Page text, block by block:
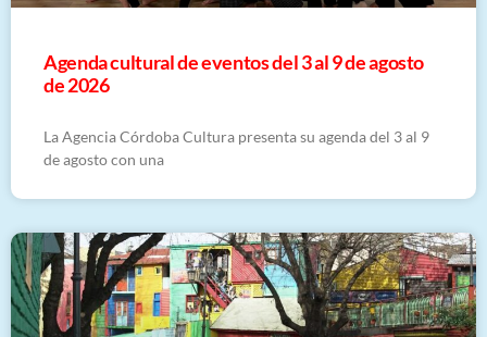
​Agenda cultural de eventos del 3 al 9 de agosto
de 2026
La Agencia Córdoba Cultura presenta su agenda del 3 al 9
de agosto con una